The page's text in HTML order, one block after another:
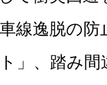
線逸脱の
」、踏み